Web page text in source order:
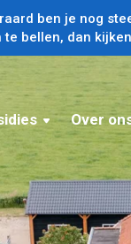
ben je nog
te bellen, dan
Over